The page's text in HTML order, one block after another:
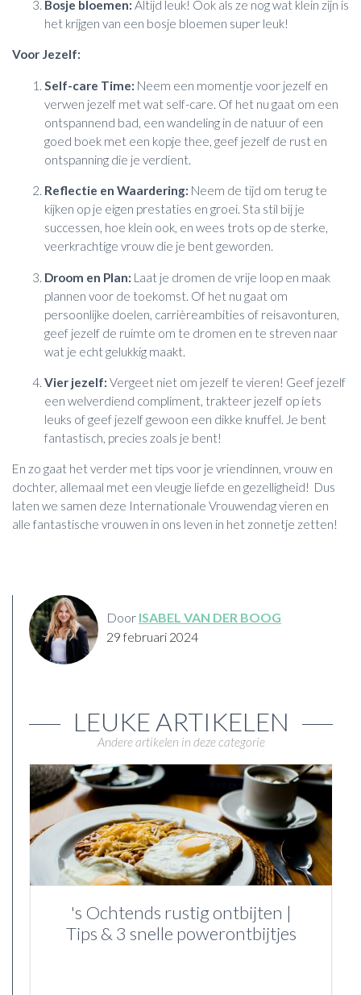
Bosje bloemen: Altijd leuk! Ook als ze nog wat klein zijn is
het krijgen van een bosje bloemen super leuk!
Voor Jezelf:
Self-care Time: Neem een ​​momentje voor jezelf en
verwen jezelf met wat self-care. Of het nu gaat om een
ontspannend bad, een wandeling in de natuur of een
goed boek met een kopje thee, geef jezelf de rust en
ontspanning die je verdient.
Reflectie en Waardering: Neem de tijd om terug te
kijken op je eigen prestaties en groei. Sta stil bij je
successen, hoe klein ook, en wees trots op de sterke,
veerkrachtige vrouw die je bent geworden.
Droom en Plan: Laat je dromen de vrije loop en maak
plannen voor de toekomst. Of het nu gaat om
persoonlijke doelen, carrièreambities of reisavonturen,
geef jezelf de ruimte om te dromen en te streven naar
wat je echt gelukkig maakt.
Vier jezelf: Vergeet niet om jezelf te vieren! Geef jezelf
een welverdiend compliment, trakteer jezelf op iets
leuks of geef jezelf gewoon een dikke knuffel. Je bent
fantastisch, precies zoals je bent!
En zo gaat het verder met tips voor je vriendinnen, vrouw en
dochter, allemaal met een vleugje liefde en gezelligheid! Dus
laten we samen deze Internationale Vrouwendag vieren en
alle fantastische vrouwen in ons leven in het zonnetje zetten!
Door ISABEL VAN DER BOOG
29 februari 2024
LEUKE ARTIKELEN
Andere artikelen in deze categorie
's Ochtends rustig ontbijten |
Tips & 3 snelle powerontbijtjes